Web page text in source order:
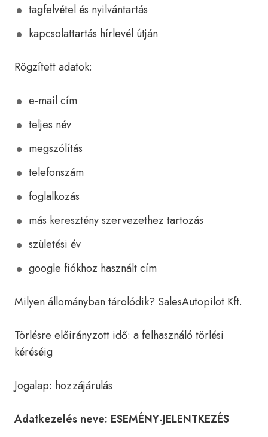
tagfelvétel és nyilvántartás
kapcsolattartás hírlevél útján
Rögzített adatok:
e-mail cím
teljes név
megszólítás
telefonszám
foglalkozás
más keresztény szervezethez tartozás
születési év
google fiókhoz használt cím
Milyen állományban tárolódik? SalesAutopilot Kft.
Törlésre előirányzott idő: a felhasználó törlési
kéréséig
Jogalap: hozzájárulás
Adatkezelés neve: ESEMÉNY-JELENTKEZÉS